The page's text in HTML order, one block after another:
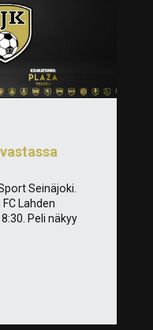
Seinäjoki.
Lahden
Peli näkyy